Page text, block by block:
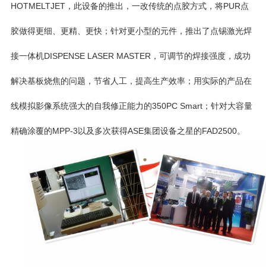
HOTMELTJET，此设备的推出，一改传统的点胶方式，将PUR点
胶做得更细、更精、更快；针对更小型的元件，推出了点锡激光焊
接一体机DISPENSE LASER MASTER， 可调节的焊接强度， 成功
解决基板烧焦的问题， 节省人工， 提高生产效率；用实际的产品在
线模拟影像系统强大的自我修正能力的350PC Smart；针对大容量
精确涂覆的MPP-3以及多次获得ASE集团设备之星的FAD2500。